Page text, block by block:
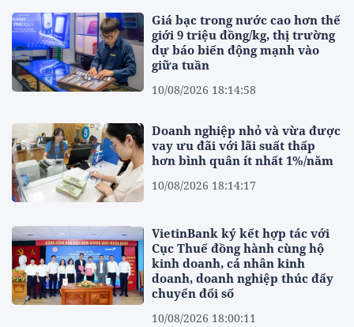
Giá bạc trong nước cao hơn thế
giới 9 triệu đồng/kg, thị trường
dự báo biến động mạnh vào
giữa tuần
10/08/2026 18:14:58
Doanh nghiệp nhỏ và vừa được
vay ưu đãi với lãi suất thấp
hơn bình quân ít nhất 1%/năm
10/08/2026 18:14:17
VietinBank ký kết hợp tác với
Cục Thuế đồng hành cùng hộ
kinh doanh, cá nhân kinh
doanh, doanh nghiệp thúc đẩy
chuyển đổi số
10/08/2026 18:00:11